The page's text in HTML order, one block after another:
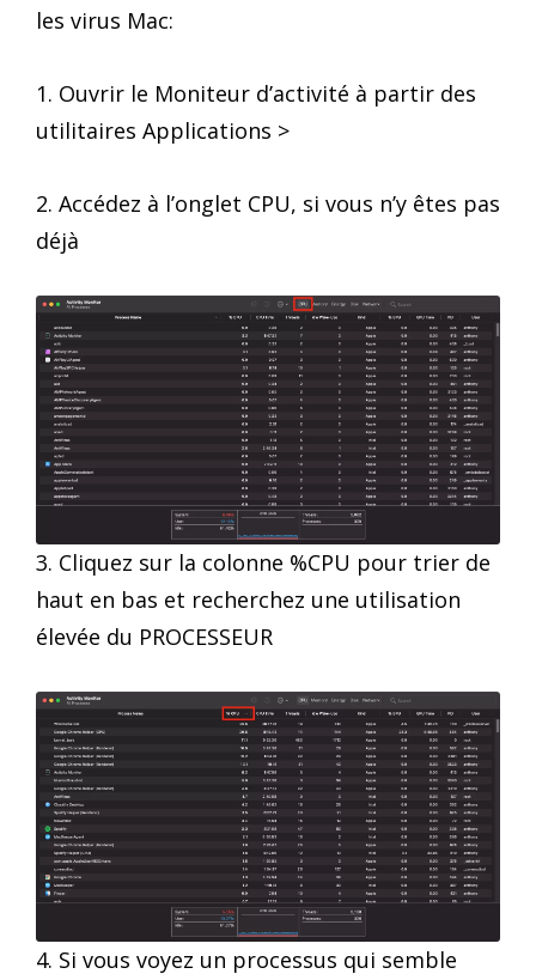
les virus Mac:
1. Ouvrir le Moniteur d’activité à partir des
utilitaires Applications >
2. Accédez à l’onglet CPU, si vous n’y êtes pas
déjà
3. Cliquez sur la colonne %CPU pour trier de
haut en bas et recherchez une utilisation
élevée du PROCESSEUR
4. Si vous voyez un processus qui semble